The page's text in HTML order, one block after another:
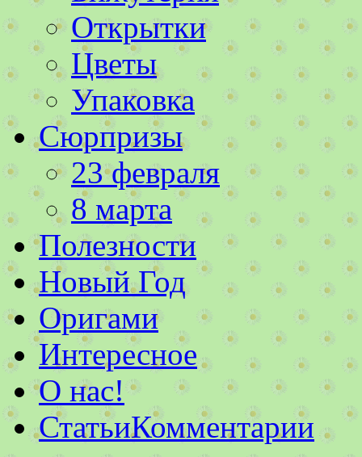
Открытки
Цветы
Упаковка
Сюрпризы
23 февраля
8 марта
Полезности
Новый Год
Оригами
Интересное
О нас!
СтатьиКомментарии